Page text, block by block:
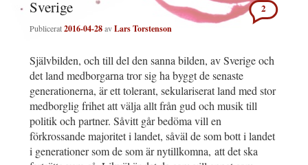
Sverige
Publicerat2016-04-28avLars Torstenson
2
Självbilden, och till del den sanna bilden, av Sverige och
det land medborgarna tror sig ha byggt de senaste
generationerna, är ett tolerant, sekulariserat land med stor
medborglig frihet att välja allt från gud och musik till
politik och partner. Såvitt går bedöma vill en
förkrossande majoritet i landet, såväl de som bott i landet
i generationer som de som är nytillkomna, att det ska